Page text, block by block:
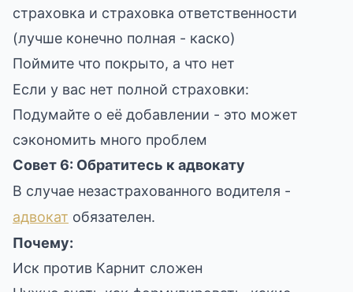
страховка и страховка ответственности
(лучше конечно полная - каско)
Поймите что покрыто, а что нет
Если у вас нет полной страховки:
Подумайте о её добавлении - это может
сэкономить много проблем
Совет 6: Обратитесь к адвокату
В случае незастрахованного водителя -
адвокат обязателен.
Почему:
Иск против Карнит сложен